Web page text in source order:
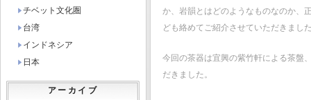
か、岩韻とはどのようなものなのか、
ども絡めてご紹介させていただきまし
今回の茶器は宜興の紫竹軒による茶盤
だきました。
チベット文化圏
台湾
インドネシア
日本
アーカイブ